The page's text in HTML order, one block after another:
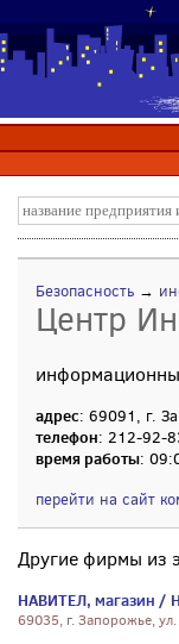
Безопасность →
Центр
адрес: 69091, г.
телефон: 212-92-
время работы:
перейти на сайт
Другие фирмы из
НАВИТЕЛ, магазин /
69035, г. Запорожье,